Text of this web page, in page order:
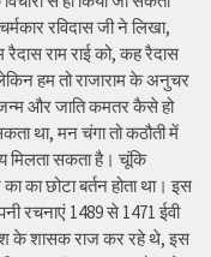
रविदास जी ने लिखा,
राम राई को, कह रैदास
हम तो राजाराम के अनुचर
और जाति कमतर कैसे हो
था, मन चंगा तो कठौती में
मिलता सकता है। चूंकि
का छोटा बर्तन होता था। इस
रचनाएं 1489 से 1471 ईवी
के शासक राज कर रहे थे, इस